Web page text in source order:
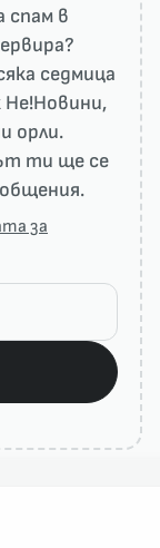
спам в
седмица
орли.
ти ще се
за